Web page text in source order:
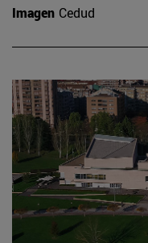
Imagen Cedud